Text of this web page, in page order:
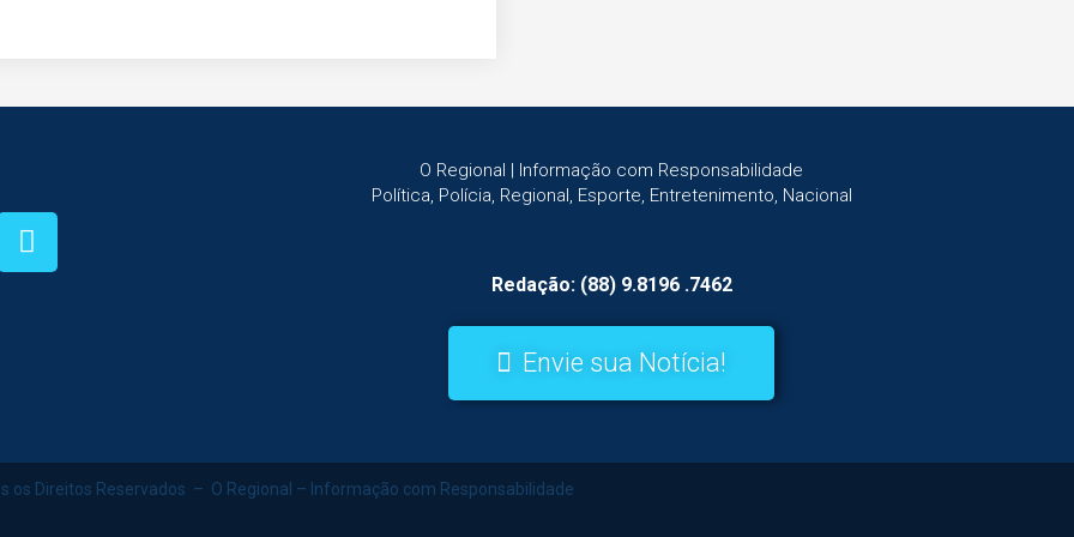
O Regional | Informação com Responsabilidade
Política, Polícia, Regional, Esporte, Entretenimento, Nacional
Redação: (88) 9.8196 .7462
Envie sua Notícia!
os Direitos Reservados – O Regional – Informação com Responsabilidade